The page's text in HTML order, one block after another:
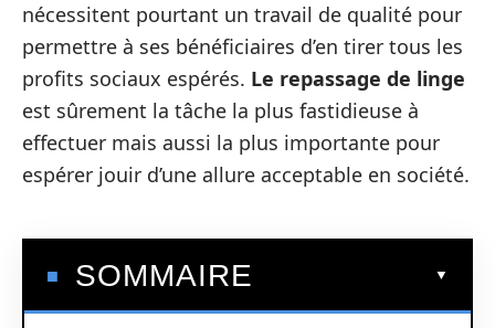
nécessitent pourtant un travail de qualité pour
permettre à ses bénéficiaires d’en tirer tous les
profits sociaux espérés. Le repassage de linge
est sûrement la tâche la plus fastidieuse à
effectuer mais aussi la plus importante pour
espérer jouir d’une allure acceptable en société.
SOMMAIRE